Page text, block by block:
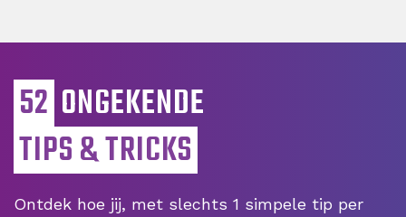
52 ONGEKENDE
TIPS & TRICKS
Ontdek hoe jij, met slechts 1 simpele tip per